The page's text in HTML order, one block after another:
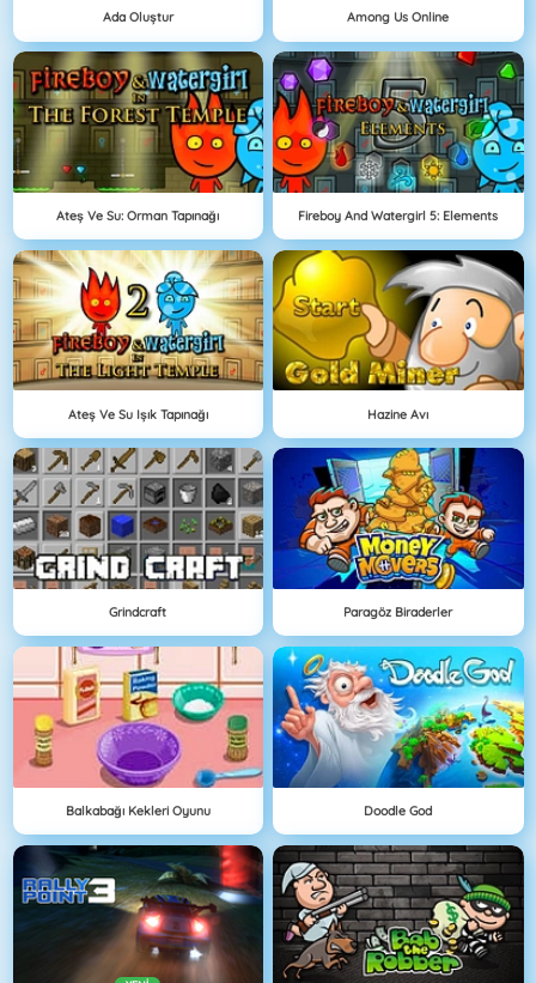
Ada Oluştur Among Us Online
Ateş Ve Su: Orman Tapınağı Fireboy And Watergirl 5: Elements
Ateş Ve Su Işık Tapınağı Hazine Avı
Grindcraft Paragöz Biraderler
Balkabağı Kekleri Oyunu Doodle God